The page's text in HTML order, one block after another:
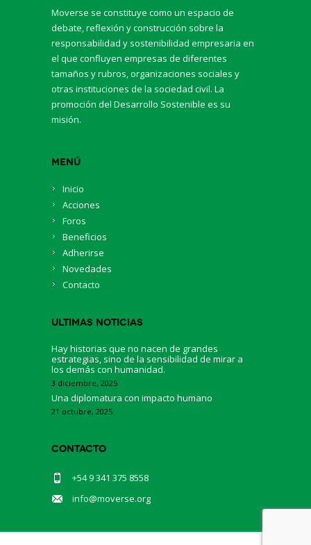
Moverse se constituye como un espacio de
debate, reflexión y construcción sobre la
responsabilidad y sostenibilidad empresaria en
el que confluyen empresas de diferentes
tamaños y rubros, organizaciones sociales y
otras instituciones de la sociedad civil. La
promoción del Desarrollo Sostenible es su
misión.
Menú
Inicio
Acciones
Foros
Beneficios
Adherirse
Novedades
Contacto
Ultimas Noticias
Hay historias que no nacen de grandes
estrategias, sino de la sensibilidad de mirar a
los demás con humanidad.
3 diciembre, 2025
Una diplomatura con impacto humano
21 octubre, 2025
Contacto
+54 9 341 375 8558
info@moverse.org